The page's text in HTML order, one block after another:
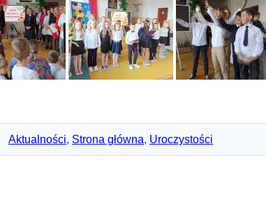
Aktualności, Strona główna, Uroczystości